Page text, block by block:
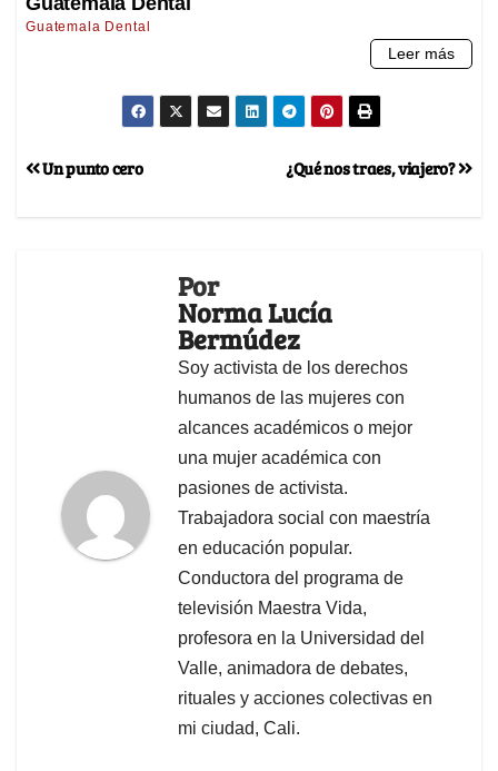
¿Qué nos traes, viajero?
Un punto cero
Por
Norma Lucía
Bermúdez
Soy activista de los derechos
humanos de las mujeres con
alcances académicos o mejor
una mujer académica con
pasiones de activista.
Trabajadora social con maestría
en educación popular.
Conductora del programa de
televisión Maestra Vida,
profesora en la Universidad del
Valle, animadora de debates,
rituales y acciones colectivas en
mi ciudad, Cali.